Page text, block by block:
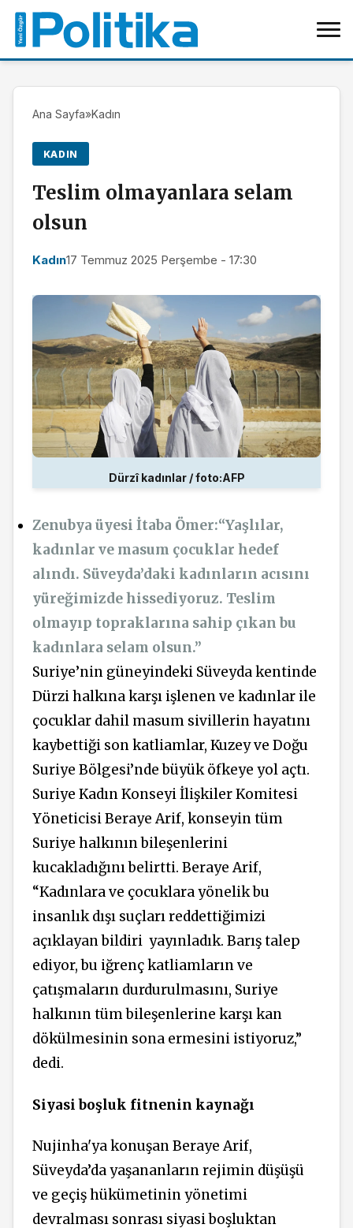
Ana Sayfa»Kadın
KADIN
Teslim olmayanlara selam
olsun
Kadın17 Temmuz 2025 Perşembe - 17:30
Dürzî kadınlar / foto:AFP
Zenubya üyesi İtaba Ömer:“Yaşlılar,
kadınlar ve masum çocuklar hedef
alındı. Süveyda’daki kadınların acısını
yüreğimizde hissediyoruz. Teslim
olmayıp topraklarına sahip çıkan bu
kadınlara selam olsun.”
Suriye’nin güneyindeki Süveyda kentinde
Dürzi halkına karşı işlenen ve kadınlar ile
çocuklar dahil masum sivillerin hayatını
kaybettiği son katliamlar, Kuzey ve Doğu
Suriye Bölgesi’nde büyük öfkeye yol açtı.
Suriye Kadın Konseyi İlişkiler Komitesi
Yöneticisi Beraye Arif, konseyin tüm
Suriye halkının bileşenlerini
kucakladığını belirtti. Beraye Arif,
“Kadınlara ve çocuklara yönelik bu
insanlık dışı suçları reddettiğimizi
açıklayan bildiri yayınladık. Barış talep
ediyor, bu iğrenç katliamların ve
çatışmaların durdurulmasını, Suriye
halkının tüm bileşenlerine karşı kan
dökülmesinin sona ermesini istiyoruz,”
dedi.
Siyasi boşluk fitnenin kaynağı
Nujinha'ya konuşan Beraye Arif,
Süveyda’da yaşananların rejimin düşüşü
ve geçiş hükümetinin yönetimi
devralması sonrası siyasi boşluktan